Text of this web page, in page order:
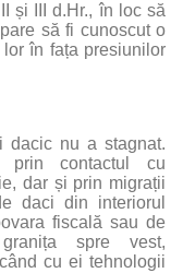
și III d.Hr., în loc să
să fi cunoscut o
lor în fața presiunilor
dacic nu a stagnat.
prin contactul cu
dar și prin migrații
daci din interiorul
fiscală sau de
spre vest,
cu ei tehnologii